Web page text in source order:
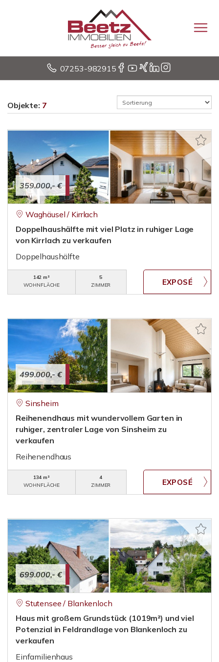
07253-982915
Objekte: 7
359.000,- €
Waghäusel / Kirrlach
Doppelhaushälfte mit viel Platz in ruhiger Lage
von Kirrlach zu verkaufen
Doppelhaushälfte
142 m²
WOHNFLÄCHE
5
ZIMMER
499.000,- €
Sinsheim
Reihenendhaus mit wundervollem Garten in
ruhiger, zentraler Lage von Sinsheim zu
verkaufen
Reihenendhaus
134 m²
WOHNFLÄCHE
4
ZIMMER
699.000,- €
Stutensee / Blankenloch
Haus mit großem Grundstück (1019m²) und viel
Potenzial in Feldrandlage von Blankenloch zu
verkaufen
Einfamilienhaus